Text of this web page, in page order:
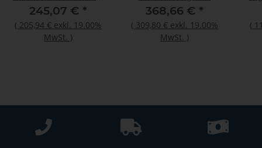
300 Plus Start
245,07 € *
( 205,94 € exkl. 19.00%
MwSt. )
Metall F-IRON Cut 57 AS
368,66 € *
( 309,80 € exkl. 19.00%
MwSt. )
(